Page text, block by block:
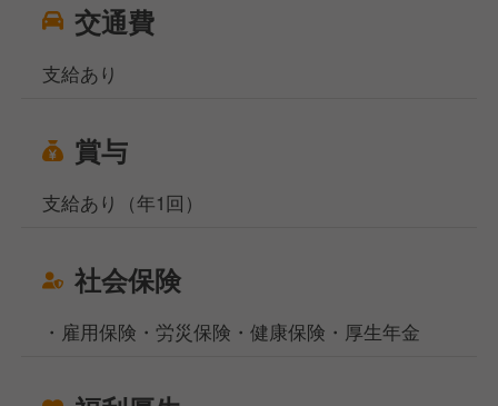
交通費
支給あり
賞与
支給あり（年1回）
社会保険
・雇用保険・労災保険・健康保険・厚生年金